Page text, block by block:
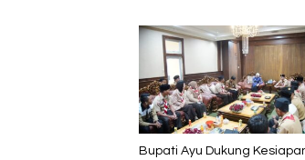
Bupati Ayu Dukung